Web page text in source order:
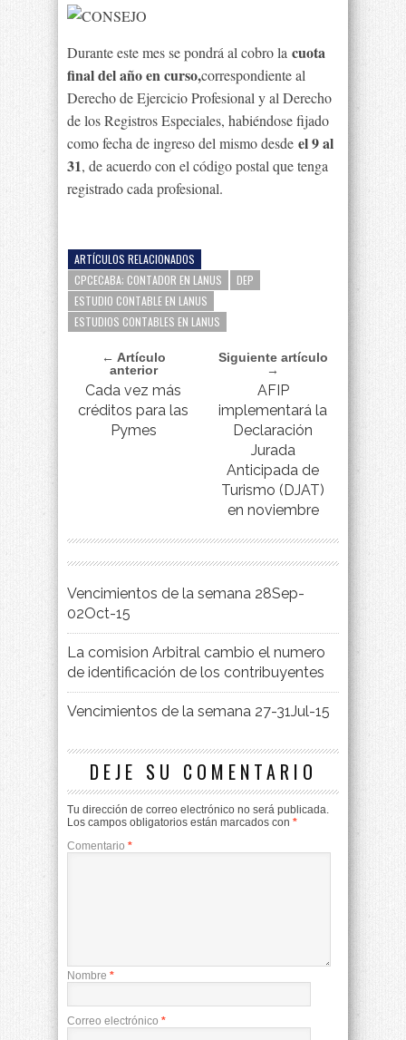
Durante este mes se pondrá al cobro la cuota
final del año en curso,correspondiente al
Derecho de Ejercicio Profesional y al Derecho
de los Registros Especiales, habiéndose fijado
como fecha de ingreso del mismo desde el 9 al
31, de acuerdo con el código postal que tenga
registrado cada profesional.
ARTÍCULOS RELACIONADOS
CPCECABA; CONTADOR EN LANUS
DEP
ESTUDIO CONTABLE EN LANUS
ESTUDIOS CONTABLES EN LANUS
← Artículo
anterior
Cada vez más
créditos para las
Pymes
Siguiente artículo
→
AFIP
implementará la
Declaración
Jurada
Anticipada de
Turismo (DJAT)
en noviembre
Vencimientos de la semana 28Sep-
02Oct-15
La comision Arbitral cambio el numero
de identificación de los contribuyentes
Vencimientos de la semana 27-31Jul-15
DEJE SU COMENTARIO
Tu dirección de correo electrónico no será publicada.
Los campos obligatorios están marcados con *
Comentario *
Nombre *
Correo electrónico *